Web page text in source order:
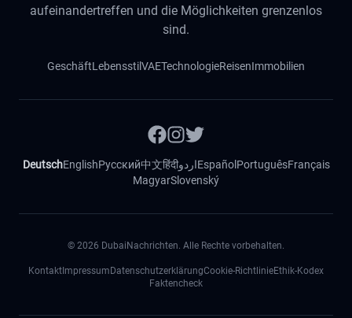
aufeinandertreffen und die Möglichkeiten grenzenlos
sind.
GeschäftLebensstilVAETechnologieReisenImmobilien
DeutschEnglishРусский中文हिंदीاردوEspañol PortuguêsFrançais
MagyarSlovenský
© 2026 DubaiNachrichten. Alle Rechte vorbehalten.
Kontakt Impressum DatenschutzerklärungCookie-RichtlinieEthik-Kodex
Faktencheck